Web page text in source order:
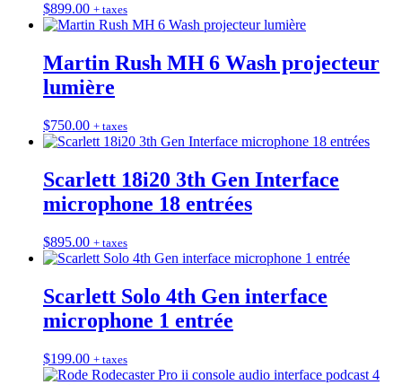
$899.00 + taxes
Martin Rush MH 6 Wash projecteur
lumière
$750.00 + taxes
Scarlett 18i20 3th Gen Interface
microphone 18 entrées
$895.00 + taxes
Scarlett Solo 4th Gen interface
microphone 1 entrée
$199.00 + taxes